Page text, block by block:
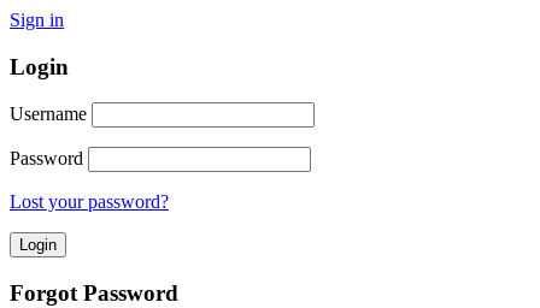
Sign in
Login
Username
Password
Lost your password?
Forgot Password